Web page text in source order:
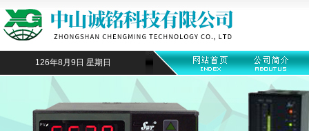
126年8月9日 星期日